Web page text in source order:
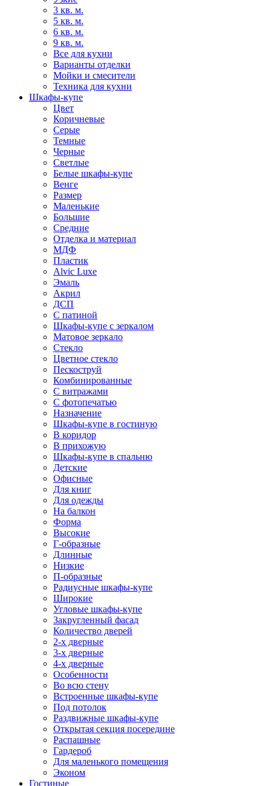
3 кв. м.
5 кв. м.
6 кв. м.
9 кв. м.
Все для кухни
Варианты отделки
Мойки и смесители
Техника для кухни
Шкафы-купе
Цвет
Коричневые
Серые
Темные
Черные
Светлые
Белые шкафы-купе
Венге
Размер
Маленькие
Большие
Средние
Отделка и материал
МДФ
Пластик
Alvic Luxe
Эмаль
Акрил
ДСП
С патиной
Шкафы-купе с зеркалом
Матовое зеркало
Стекло
Цветное стекло
Пескоструй
Комбинированные
С витражами
С фотопечатью
Назначение
Шкафы-купе в гостиную
В коридор
В прихожую
Шкафы-купе в спальню
Детские
Офисные
Для книг
Для одежды
На балкон
Форма
Высокие
Г-образные
Длинные
Низкие
П-образные
Радиусные шкафы-купе
Широкие
Угловые шкафы-купе
Закругленный фасад
Количество дверей
2-х дверные
3-х дверные
4-х дверные
Особенности
Во всю стену
Встроенные шкафы-купе
Под потолок
Раздвижные шкафы-купе
Открытая секция посередине
Распашные
Гардероб
Для маленького помещения
Эконом
Гостиные